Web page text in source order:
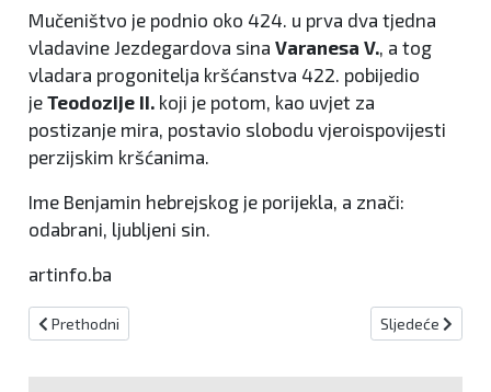
Mučeništvo je podnio oko 424. u prva dva tjedna
vladavine Jezdegardova sina Varanesa V., a tog
vladara progonitelja kršćanstva 422. pobijedio
je Teodozije II. koji je potom, kao uvjet za
postizanje mira, postavio slobodu vjeroispovijesti
perzijskim kršćanima.
Ime Benjamin hebrejskog je porijekla, a znači:
odabrani, ljubljeni sin.
artinfo.ba
Prethodni članak: Dogodilo se na današnji dan
Prethodni Sljedeći
Sljedeće